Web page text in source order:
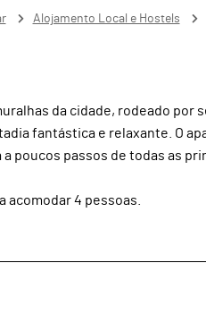
Alojamento Local e Hostels
da cidade, rodeado por
fantástica e relaxante. O
poucos passos de todas as
4 pessoas.